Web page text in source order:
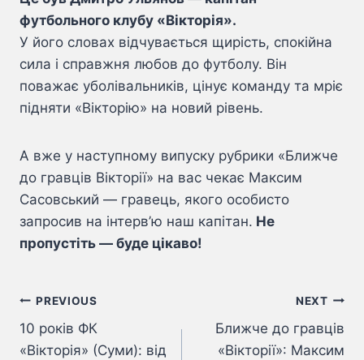
футбольного клубу «Вікторія».
У його словах відчувається щирість, спокійна
сила і справжня любов до футболу. Він
поважає уболівальників, цінує команду та мріє
підняти «Вікторію» на новий рівень.
А вже у наступному випуску рубрики «Ближче
до гравців Вікторії» на вас чекає Максим
Сасовський — гравець, якого особисто
запросив на інтерв’ю наш капітан. Не
пропустіть — буде цікаво!
Навігація
записів
PREVIOUS
10 років ФК
«Вікторія» (Суми): від
NEXT
Ближче до гравців
«Вікторії»: Максим